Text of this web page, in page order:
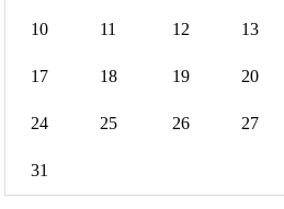
10 11 12 13
17 18 19 20
24 25 26 27
31